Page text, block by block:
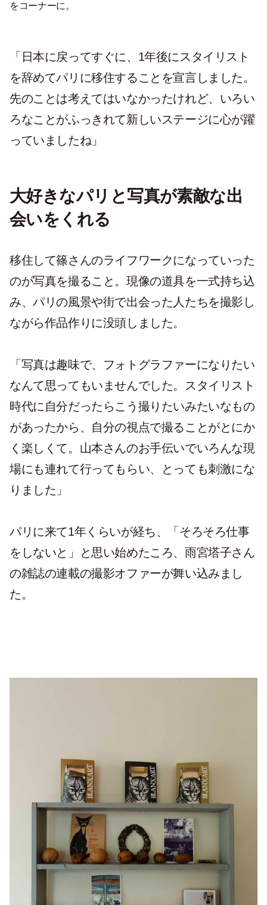
をコーナーに。
「日本に戻ってすぐに、1年後にスタイリスト
を辞めてパリに移住することを宣言しました。
先のことは考えてはいなかったけれど、いろい
ろなことがふっきれて新しいステージに心が躍
っていましたね」
大好きなパリと写真が素敵な出
会いをくれる
移住して篠さんのライフワークになっていった
のが写真を撮ること。現像の道具を一式持ち込
み、パリの風景や街で出会った人たちを撮影し
ながら作品作りに没頭しました。
「写真は趣味で、フォトグラファーになりたい
なんて思ってもいませんでした。スタイリスト
時代に自分だったらこう撮りたいみたいなもの
があったから、自分の視点で撮ることがとにか
く楽しくて。山本さんのお手伝いでいろんな現
場にも連れて行ってもらい、とっても刺激にな
りました」
パリに来て1年くらいが経ち、「そろそろ仕事
をしないと」と思い始めたころ、雨宮塔子さん
の雑誌の連載の撮影オファーが舞い込みまし
た。